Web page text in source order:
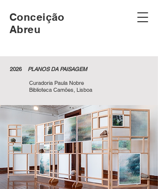
Conceição
Abreu
2026 PLANOS DA PAISAGEM
Curadoria Paula Nobre
Biblioteca Camões, Lisboa